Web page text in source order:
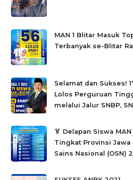
MAN 1 Blitar Masuk
Terbanyak se-Blitar
Selamat dan Sukses!
Lolos Perguruan
melalui Jalur SNBP,
🏅 Delapan Siswa
Tingkat Provinsi
Sains Nasional (OSN)